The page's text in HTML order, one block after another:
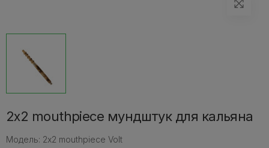
2x2 mouthpiece мундштук для кальяна
Модель: 2x2 mouthpiece Volt